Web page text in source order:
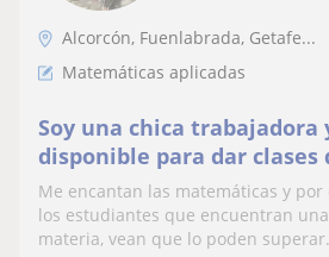
Alcorcón, Fuenlabrada, Getafe...
Matemáticas aplicadas
Soy una chica trabajadora
disponible para dar clases
matemáticas aplicadas a
sociales para estudiantes
bachillerato que necesiten
Me encantan las matemáticas y por
los estudiantes que encuentran
materia, vean que lo poden